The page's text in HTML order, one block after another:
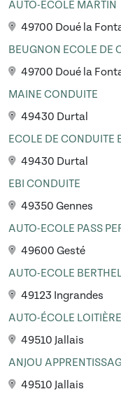
AUTO-ECOLE MARTIN
49700 Doué la
BEUGNON ECOLE DE
49700 Doué la
MAINE CONDUITE
49430 Durtal
ECOLE DE CONDUITE
49430 Durtal
EBI CONDUITE
49350 Gennes
AUTO-ECOLE PASS
49600 Gesté
AUTO-ECOLE
49123 Ingrandes
AUTO-ÉCOLE LOITIÈRE
49510 Jallais
ANJOU
49510 Jallais